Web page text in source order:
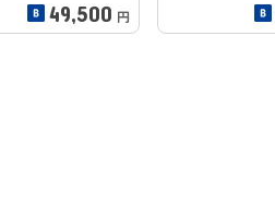
49,500 円